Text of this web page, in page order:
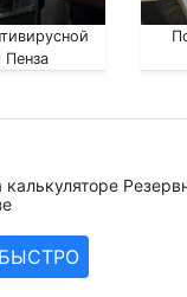
калькуляторе